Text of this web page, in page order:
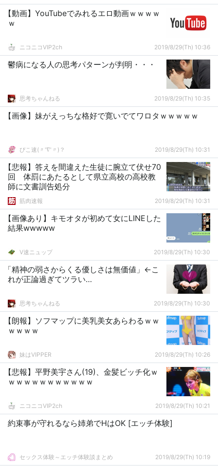
【動画】YouTubeでみれるエロ動画ｗｗｗｗ
ｗ
ニコニコVIP2ch 2019/8/29(Th) 10:36
鬱病になる人の思考パターンが判明・・・
思考ちゃんねる 2019/8/29(Th) 10:35
【画像】妹がえっちな格好で寛いでてワロタｗｗｗｗｗ
ぴこ速(〃'∇'〃)？ 2019/8/29(Th) 10:31
【悲報】答えを間違えた生徒に腕立て伏せ70
回 体罰にあたるとして県立高校の高校教
師に文書訓告処分
筋肉速報 2019/8/29(Th) 10:31
【画像あり】キモオタが初めて女にLINEした
結果wwwww
V速ニュップ 2019/8/29(Th) 10:30
「精神の弱さからくる優しさは無価値」←こ
れが正論過ぎてツラい…
思考ちゃんねる 2019/8/29(Th) 10:30
【朗報】ソフマップに美乳美女あらわるｗｗ
ｗｗｗｗ
妹はVIPPER 2019/8/29(Th) 10:26
【悲報】平野美宇さん(19)、金髪ビッチ化ｗ
ｗｗｗｗｗｗｗｗｗｗｗ
ニコニコVIP2ch 2019/8/29(Th) 10:21
約束事が守れるなら姉弟でHはOK [エッチ体験]
セックス体験～エッチ体験談まとめ 2019/8/29(Th) 10:19